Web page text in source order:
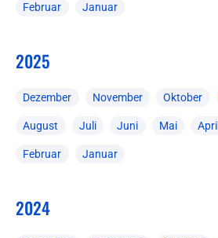
Februar Januar
2025
Dezember November Oktober
August Juli Juni Mai April
Februar Januar
2024